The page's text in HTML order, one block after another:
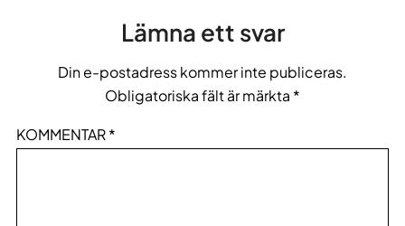
Lämna ett svar
Din e-postadress kommer inte publiceras.
Obligatoriska fält är märkta *
KOMMENTAR*